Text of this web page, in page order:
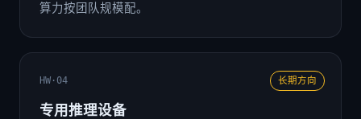
算力按团队规模配。
长期方向
HW·04
专用推理设备